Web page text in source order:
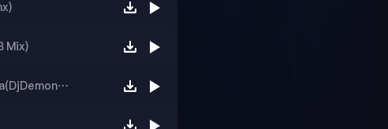
Mix)
【沈风单曲】Arando Marquez-Shambala(DjDemon小智 Mix)